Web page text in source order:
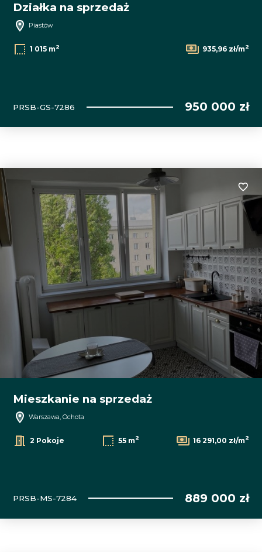
Działka na sprzedaż
Piastów
1 015 m2 935,96 zł/m2
PRSB-GS-7286 950 000 zł
Mieszkanie na sprzedaż
Warszawa, Ochota
2 Pokoje 55 m2 16 291,00 zł/m2
PRSB-MS-7284 889 000 zł